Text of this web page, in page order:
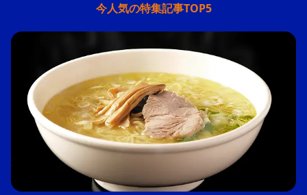
今人気の特集記事TOP5